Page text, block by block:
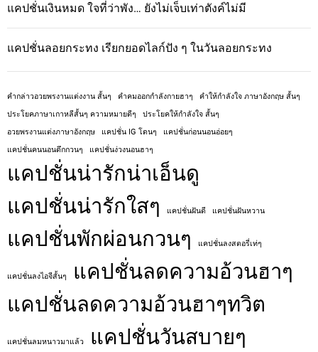
แคปชั่นเงินหมด ใจที่ว่าพัง… ยังไม่เจ็บเท่าตังค์ไม่มี
แคปชั่นลอยกระทง เรียกยอดไลก์ปัง ๆ ในวันลอยกระทง
คํากล่าวอวยพรงานแต่งงาน สั้นๆ คําคมออกกําลังกายฮาๆ
คําให้กําลังใจ ภาษาอังกฤษ สั้นๆ
ประโยคภาษาเกาหลีสั้นๆ ความหมายดีๆ
ประโยคให้กําลังใจ สั้นๆ
อวยพรงานแต่งภาษาอังกฤษ
แคปชั่น IG โดนๆ
แคปชั่นก่อนนอนอ่อยๆ
แคปชั่นคนนอนดึกกวนๆ
แคปชั่นง่วงนอนฮาๆ
แคปชั่นน่ารักน่าเอ็นดู
แคปชั่นน่ารักใสๆ
แคปชั่นฝันดี แคปชั่นฝันหวาน
แคปชั่นพักผ่อนกวนๆ แคปชั่นลงสตอรี่เท่ๆ
แคปชั่นลงไอจีสั้นๆ
แคปชั่นลดความอ้วนฮาๆ
แคปชั่นลดความอ้วนฮาๆทวิต
แคปชั่นลมหนาวมาแล้ว แคปชั่นวันสบายๆ